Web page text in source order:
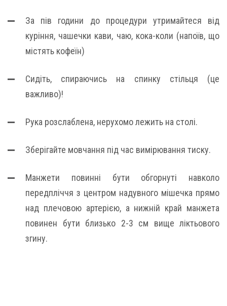
За пів години до процедури утримайтеся від
куріння, чашечки кави, чаю, кока-коли (напоїв, що
містять кофеїн)
Сидіть, спираючись на спинку стільця (це
важливо)!
Рука розслаблена, нерухомо лежить на столі.
Зберігайте мовчання під час вимірювання тиску.
Манжети повинні бути обгорнуті навколо
передпліччя з центром надувного мішечка прямо
над плечовою артерією, а нижній край манжета
повинен бути близько 2-3 см вище ліктьового
згину.